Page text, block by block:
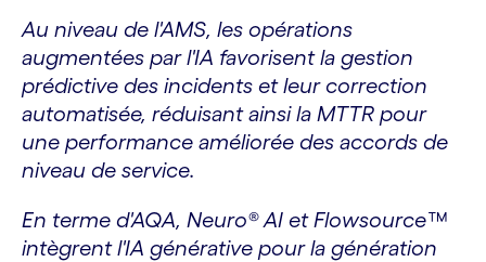
Au niveau de l'AMS, les opérations
augmentées par l'IA favorisent la gestion
prédictive des incidents et leur correction
automatisée, réduisant ainsi la MTTR pour
une performance améliorée des accords de
niveau de service.
En terme d'AQA, Neuro® AI et Flowsource™
intègrent l'IA générative pour la génération